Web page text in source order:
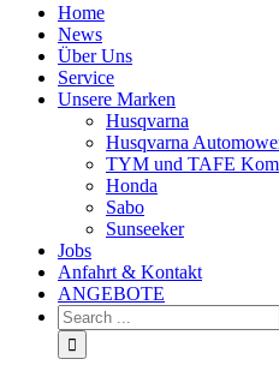
Home
News
Über Uns
Service
Unsere Marken
Husqvarna
Husqvarna
TYM und TAFE
Honda
Sabo
Sunseeker
Jobs
Anfahrt & Kontakt
ANGEBOTE